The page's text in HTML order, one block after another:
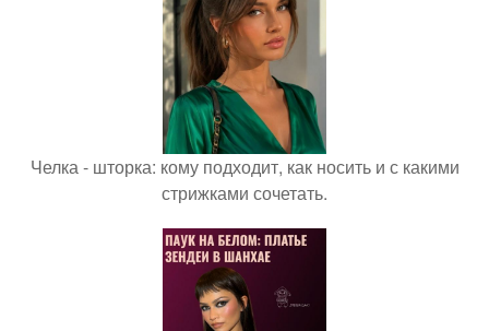
Челка - шторка: кому подходит, как носить и с какими
стрижками сочетать.